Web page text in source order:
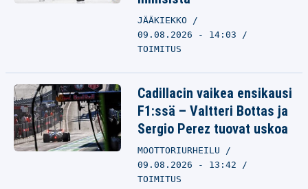
JÄÄKIEKKO
09.08.2026 - 14:03
TOIMITUS
Cadillacin vaikea ensikausi
F1:ssä – Valtteri Bottas ja
Sergio Perez tuovat uskoa
MOOTTORIURHEILU
09.08.2026 - 13:42
TOIMITUS